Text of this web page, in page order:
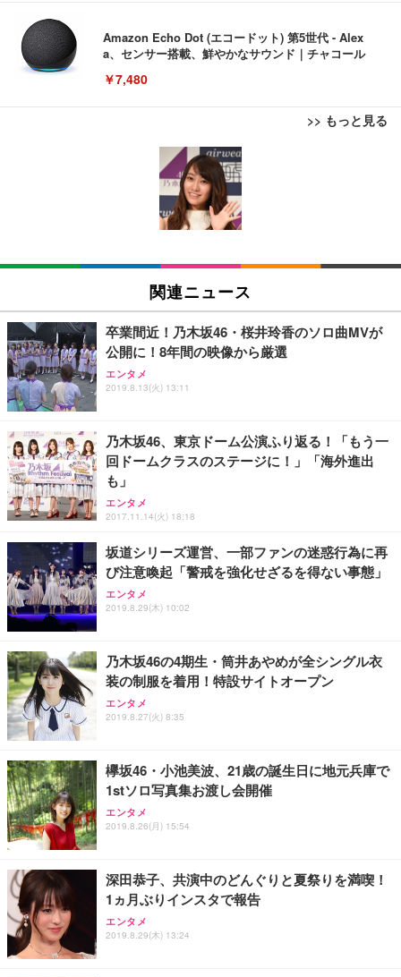
Amazon Echo Dot (エコードット) 第5世代 - Alex
a、センサー搭載、鮮やかなサウンド｜チャコール
￥7,480
>> もっと見る
[EdoErgo] オフィスチェア 椅子 テレワーク 疲れな
い 跳ね上げ式アームレスト コンパクト 約105度ロッ
キング pc 事務椅子 360度回転 座面昇降 強化ナイロ
ン樹脂ベース 通気性メッシュ 在宅ワーク H-WY01
(黒網+黒枠+黒足)
SIHOO B100 オフィスチェア／デスクチェア メッシ
ュチェア 人間工学 疲れない ブラック
￥27,999
ワーク チェア 強化バックレスト 30度ロッキング機
能 人間工学 椅子 腰サポート 90度跳ね上げ式アーム
務用 おしゃれ パソコンチェア (ブラック)
Sezlife オフィスチェア デスクチェア 疲れない テレ
ワーク チェア 強化バックレスト 30度ロッキング機
能 人間工学 椅子 腰サポート 90度跳ね上げ式アーム
レスト 3Dヘッドレスト ハンガー付き 高反発クッシ
務用 おしゃれ パソコンチェア (ホワイト)
ANDWINT オフィスチェア デスクチェア 肘なし メ
ッシュ 通気性 ランバーサポート付き 腰サポート ガ
ス圧無段階昇降 360度回転 キャスター付き コンパク
EIZO ビジネス向けプレミアムモニター | FlexScan
EV3240X-WT | 31.5型4K UHD・USB Type-C・ホワ
￥105,595
EIZO ビジネス向けプレミアムモニター | FlexScan
￥109,572
【純正品】27"ゲーミングモニター DualSense 充電
フック付き（CFI-ZDM1J）
【整備済み品】Dell E2724HS 27インチ 液晶モニタ
ー フルHD（1920×1080）VA 非光沢 HDMI/DisplayP
ort/VGA スピーカー内蔵 高さ調整 スイベル VESA対
応 ComfortView ビジネス向け
【MiniLED/24.5inch/280Hz/FHD】GRAPHT THE S
HOOTER Gaming Monitor 24” Essential ゲーミン
グモニター QD 24.5インチ 1ms FHD 量子ドット 残
Amazonベーシック ペットシーツ 薄型 レギュラー 1
回使い捨て 無香料 ホワイト 300枚
Amazonベーシック ペットシーツ 厚型 ワイド 42枚
x2袋(84枚) ホワイト(吸収面:ライトブルー)
￥3,234
ネオ・ルーライフ ネオ・オムツ L 中型犬用 26枚入
り 単品
Smart Basic(スマートベーシック) 【Amazon.co.jp
限定】 Smart Basic アイリスオーヤマ ペットシーツ
超厚型 お徳用 ワイド 100枚入 (x 1) (ケース販売)
アイリスオーヤマ ペットシーツ 超厚型 お徳用 レギ
ュラー 200枚入【Amazon.co.jp限定】
関連ニュース
卒業間近！乃木坂46・桜井玲香のソロ曲MVが
公開に！8年間の映像から厳選
エンタメ
2019.8.13(火) 13:11
乃木坂46、東京ドーム公演ふり返る！「もう一
回ドームクラスのステージに！」「海外進出
も」
エンタメ
2017.11.14(火) 18:18
坂道シリーズ運営、一部ファンの迷惑行為に再
び注意喚起「警戒を強化せざるを得ない事態」
エンタメ
2019.8.29(木) 10:02
乃木坂46の4期生・筒井あやめが全シングル衣
装の制服を着用！特設サイトオープン
エンタメ
2019.8.27(火) 8:35
欅坂46・小池美波、21歳の誕生日に地元兵庫で
1stソロ写真集お渡し会開催
エンタメ
2019.8.26(月) 15:54
深田恭子、共演中のどんぐりと夏祭りを満喫！
1ヵ月ぶりインスタで報告
エンタメ
2019.8.29(木) 13:24